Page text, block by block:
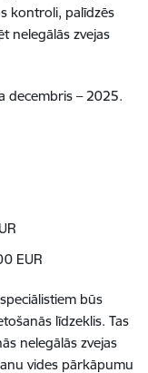
kontroli, palīdzēs
nelegālās zvejas
decembris – 2025.
EUR
būs
līdzeklis. Tas
nelegālās zvejas
vides pārkāpumu